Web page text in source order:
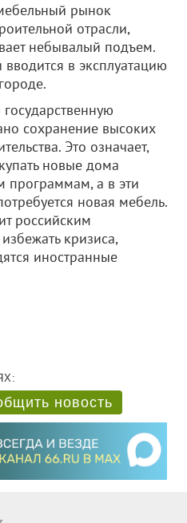
рынок
отрасли,
небывалый подъем.
в эксплуатацию
сохранение высоких
Это означает,
новые дома
программам, а в эти
новая мебель.
российским
кризиса,
иностранные
новость